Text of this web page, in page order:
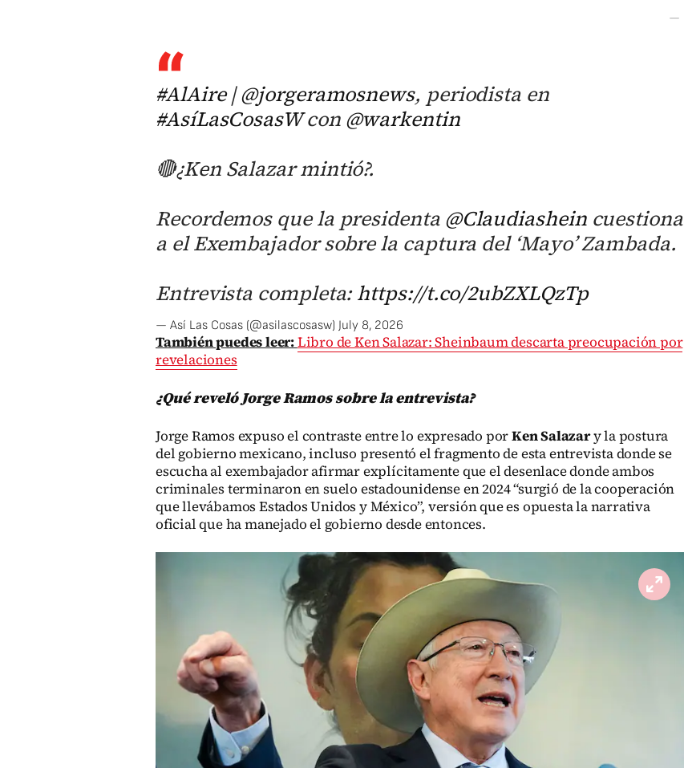
—
#AlAire|@jorgeramosnews, periodista en
#AsíLasCosasWcon @warkentin
🔴¿Ken Salazar mintió?.
Recordemos que la presidenta @Claudiasheincuestiona
a el Exembajador sobre la captura del ‘Mayo’ Zambada.
Entrevista completa:https://t.co/2ubZXLQzTp
— Así Las Cosas (@asilascosasw) July 8, 2026
También puedes leer:Libro de Ken Salazar: Sheinbaum descarta preocupación por
revelaciones
¿Qué reveló Jorge Ramos sobre la entrevista?
Jorge Ramos expuso el contraste entre lo expresado porKen Salazary la postura
del gobierno mexicano, incluso presentó el fragmento de esta entrevista donde se
escucha al exembajador afirmar explícitamente que el desenlace donde ambos
criminales terminaron en suelo estadounidense en 2024 “surgió de la cooperación
que llevábamos Estados Unidos y México”, versión que es opuesta la narrativa
oficial que ha manejado el gobierno desde entonces.